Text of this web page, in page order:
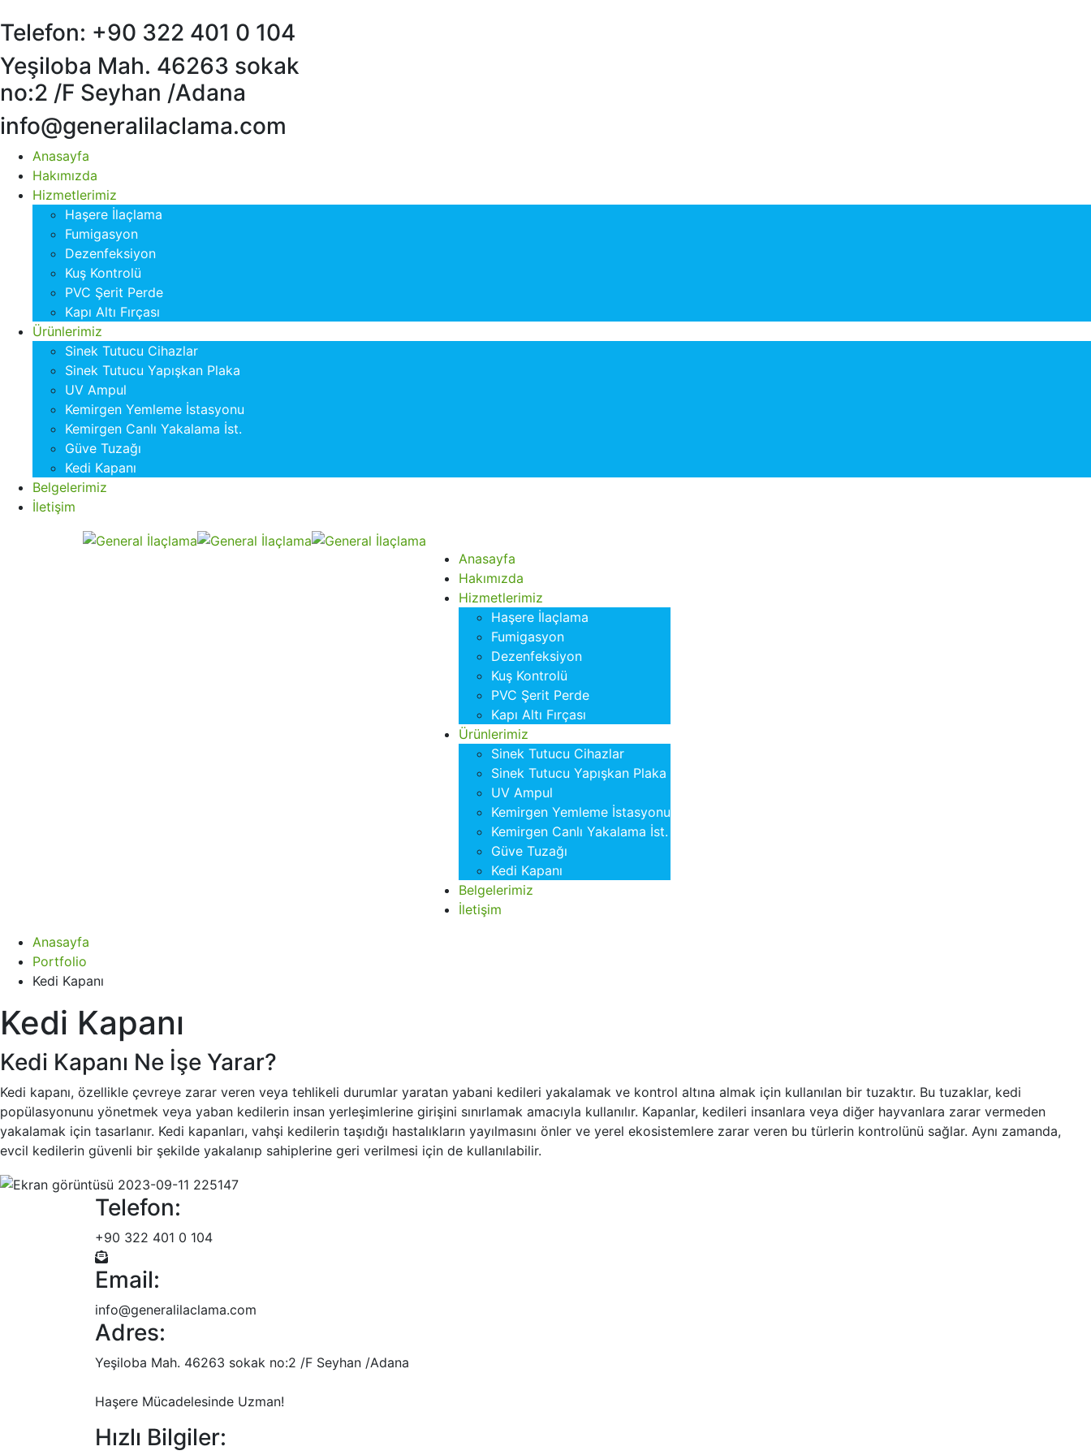
Telefon: +90 322 401 0 104
Yeşiloba Mah. 46263 sokak
no:2 /F Seyhan /Adana
info@generalilaclama.com
Anasayfa
Hakımızda
Hizmetlerimiz
Haşere İlaçlama
Fumigasyon
Dezenfeksiyon
Kuş Kontrolü
PVC Şerit Perde
Kapı Altı Fırçası
Ürünlerimiz
Sinek Tutucu Cihazlar
Sinek Tutucu Yapışkan Plaka
UV Ampul
Kemirgen Yemleme İstasyonu
Kemirgen Canlı Yakalama İst.
Güve Tuzağı
Kedi Kapanı
Belgelerimiz
İletişim
Anasayfa
Hakımızda
Hizmetlerimiz
Haşere İlaçlama
Fumigasyon
Dezenfeksiyon
Kuş Kontrolü
PVC Şerit Perde
Kapı Altı Fırçası
Ürünlerimiz
Sinek Tutucu Cihazlar
Sinek Tutucu Yapışkan Plaka
UV Ampul
Kemirgen Yemleme İstasyonu
Kemirgen Canlı Yakalama İst.
Güve Tuzağı
Kedi Kapanı
Belgelerimiz
İletişim
Anasayfa
Portfolio
Kedi Kapanı
Kedi Kapanı
Kedi Kapanı Ne İşe Yarar?
Kedi kapanı, özellikle çevreye zarar veren veya tehlikeli durumlar yaratan yabani kedileri yakalamak ve kontrol altına almak için kullanılan bir tuzaktır. Bu tuzaklar, kedi
popülasyonunu yönetmek veya yaban kedilerin insan yerleşimlerine girişini sınırlamak amacıyla kullanılır. Kapanlar, kedileri insanlara veya diğer hayvanlara zarar vermeden
yakalamak için tasarlanır. Kedi kapanları, vahşi kedilerin taşıdığı hastalıkların yayılmasını önler ve yerel ekosistemlere zarar veren bu türlerin kontrolünü sağlar. Aynı zamanda,
evcil kedilerin güvenli bir şekilde yakalanıp sahiplerine geri verilmesi için de kullanılabilir.
Telefon:
+90 322 401 0 104
Email:
info@generalilaclama.com
Adres:
Yeşiloba Mah. 46263 sokak no:2 /F Seyhan /Adana
Haşere Mücadelesinde Uzman!
Hızlı Bilgiler: